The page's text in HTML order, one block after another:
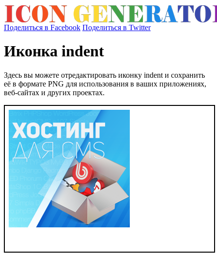
Поделиться в Facebook Поделиться в Twitter
Иконка indent
Здесь вы можете отредактировать иконку indent и сохранить
её в формате PNG для использования в ваших приложениях,
веб-сайтах и других проектах.